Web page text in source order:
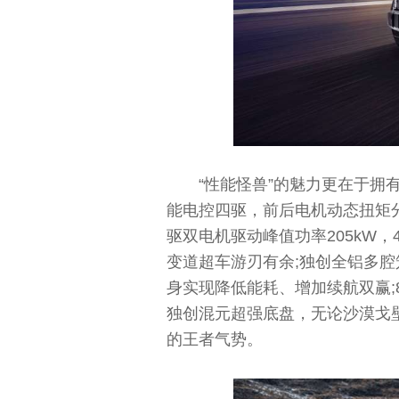
“性能怪兽”的魅力更在于拥
能电控四驱，前后电机动态扭
驱双电机驱动峰值功率205kW
变道超车游刃有余;独创全铝多
身实现降低能耗、增加续航双
独创混元超强底盘，无论沙漠戈
的王者气势。